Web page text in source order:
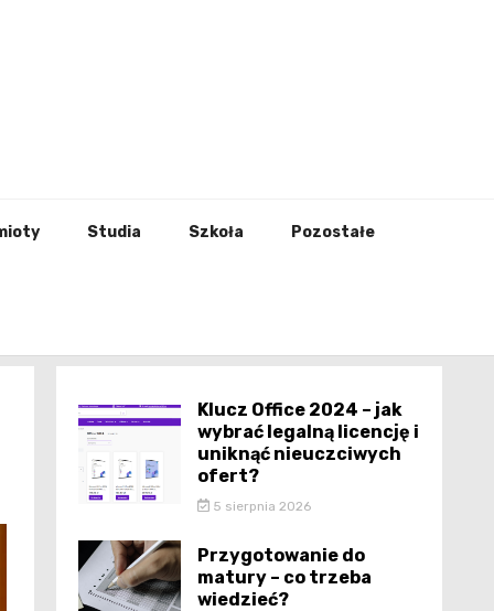
Studia Szkoła Pozostałe
Klucz Office 2024 – jak
wybrać legalną licencję i
uniknąć nieuczciwych
ofert?
5 sierpnia 2026
Przygotowanie do
matury – co trzeba
wiedzieć?